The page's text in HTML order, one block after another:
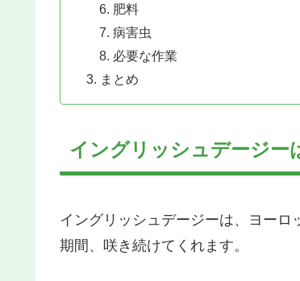
肥料
病害虫
必要な作業
まとめ
イングリッシュデージー
イングリッシュデージーは、ヨー
期間、咲き続けてくれます。